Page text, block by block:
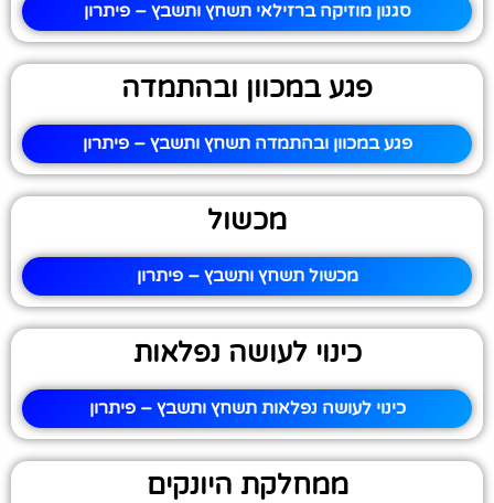
סגנון מוזיקה ברזילאי תשחץ ותשבץ – פיתרון
פגע במכוון ובהתמדה
פגע במכוון ובהתמדה תשחץ ותשבץ – פיתרון
מכשול
מכשול תשחץ ותשבץ – פיתרון
כינוי לעושה נפלאות
כינוי לעושה נפלאות תשחץ ותשבץ – פיתרון
ממחלקת היונקים